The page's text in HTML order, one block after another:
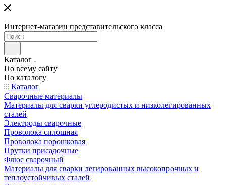
Интернет-магазин представительского класса
Каталог
По всему сайту
По каталогу
Каталог
Сварочные материалы
Материалы для сварки углеродистых и низколегированных
сталей
Электроды сварочные
Проволока сплошная
Проволока порошковая
Прутки присадочные
Флюс сварочный
Материалы для сварки легированных высокопрочных и
теплоустойчивых сталей